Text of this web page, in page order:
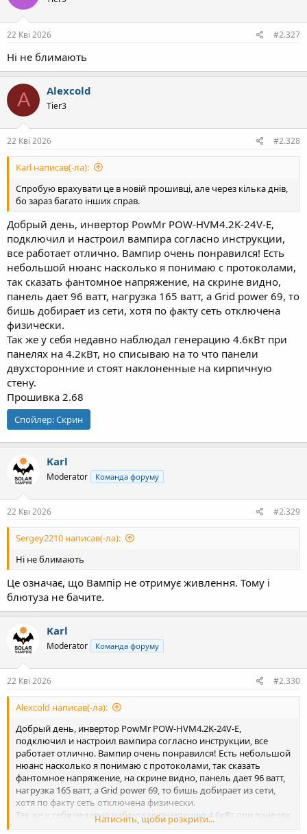
22 Кві 2026 #2.327
Ні не блимають
A Alexcold
Tier3
22 Кві 2026 #2.328
Karl написав(-ла):
Спробую врахувати це в новій прошивці, але через кілька днів,
бо зараз багато інших справ.
Добрый день, инвертор PowMr POW-HVM4.2K-24V-E,
подключил и настроил вампира согласно инструкции,
все работает отлично. Вампир очень понравился! Есть
небольшой нюанс насколько я понимаю с протоколами,
так сказать фантомное напряжение, на скрине видно,
панель дает 96 ватт, нагрузка 165 ватт, а Grid power 69, то
бишь добирает из сети, хотя по факту сеть отключена
физически.
Так же у себя недавно наблюдал генерацию 4.6кВт при
панелях на 4.2кВт, но списываю на то что панели
двухсторонние и стоят наклоненные на кирпичную
стену.
Прошивка 2.68
Спойлер:Скрин
Karl
Moderator Команда форуму
22 Кві 2026 #2.329
Sergey2210 написав(-ла):
Ні не блимають
Це означає, що Вампір не отримує живлення. Тому і
блютуза не бачите.
Karl
Moderator Команда форуму
22 Кві 2026 #2.330
Alexcold написав(-ла):
Добрый день, инвертор PowMr POW-HVM4.2K-24V-E,
подключил и настроил вампира согласно инструкции, все
работает отлично. Вампир очень понравился! Есть небольшой
нюанс насколько я понимаю с протоколами, так сказать
фантомное напряжение, на скрине видно, панель дает 96 ватт,
нагрузка 165 ватт, а Grid power 69, то бишь добирает из сети,
хотя по факту сеть отключена физически.
Так же у себя недавно наблюдал генерацию 4.6кВт при панелях
на 4.2кВт, но списываю на то что панели двухсторонние и стоят
Натисніть, щоби розкрити...